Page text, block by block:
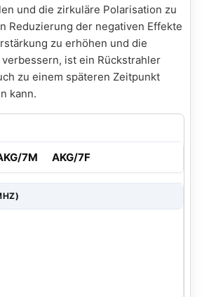
und die zirkuläre Polarisation zu
Reduzierung der negativen Effekte
zu erhöhen und die
ist ein Rückstrahler
zu einem späteren Zeitpunkt
kann.
7M AKG/7F